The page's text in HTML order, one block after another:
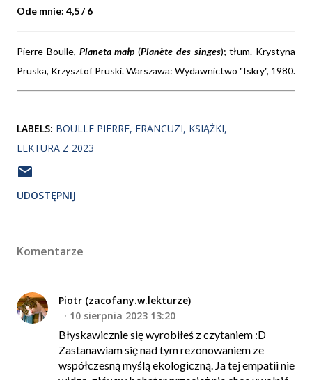
Ode mnie: 4,5 / 6
Pierre Boulle, Planeta małp(Planète des singes); tłum. Krystyna
Pruska, Krzysztof Pruski. Warszawa: Wydawnictwo "Iskry", 1980.
LABELS: BOULLE PIERRE FRANCUZI KSIĄŻKI
LEKTURA Z 2023
UDOSTĘPNIJ
Komentarze
Piotr (zacofany.w.lekturze)
10 sierpnia 2023 13:20
Błyskawicznie się wyrobiłeś z czytaniem :D
Zastanawiam się nad tym rezonowaniem ze
współczesną myślą ekologiczną. Ja tej empatii nie